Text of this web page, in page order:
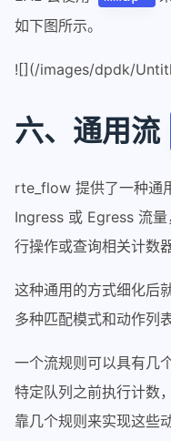
如下图所示。
![](/images/dpdk/
六、通用流
rte_flow 提供了一种通
Ingress 或 Egress 流
行操作或查询相关计数器
这种通用的方式细化后
多种匹配模式和动作列
一个流规则可以具有几
特定队列之前执行计数
靠几个规则来实现这些